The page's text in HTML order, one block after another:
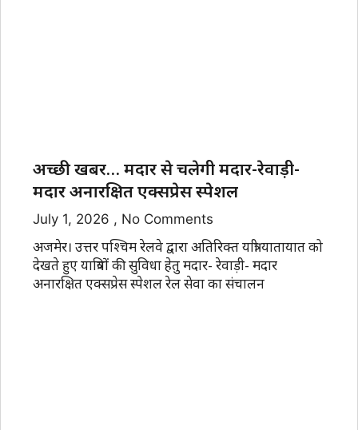
अच्छी खबर… मदार से चलेगी मदार-रेवाड़ी-
मदार अनारक्षित एक्सप्रेस स्पेशल
July 1, 2026 No Comments
अजमेर। उत्तर पश्चिम रेलवे द्वारा अतिरिक्त यात्री यातायात को
देखते हुए यात्रियों की सुविधा हेतु मदार- रेवाड़ी- मदार
अनारक्षित एक्सप्रेस स्पेशल रेल सेवा का संचालन